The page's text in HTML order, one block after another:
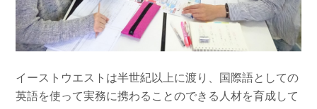
イーストウエストは半世紀以上に渡り、国際語としての
英語を使って実務に携わることのできる人材を育成して